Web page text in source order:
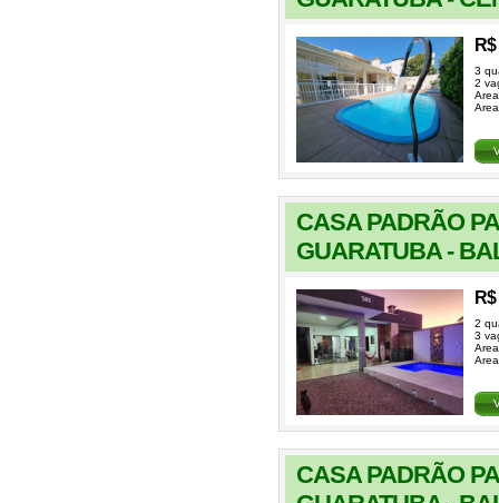
3
2
CASA PADRÃO
GUARATUBA -
2
3
CASA PADRÃO